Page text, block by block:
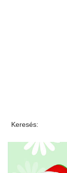
Keresés: